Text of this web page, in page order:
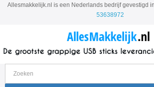
Allesmakkelijk.nl is een Nederlands bedrijf gevestigd
53638972